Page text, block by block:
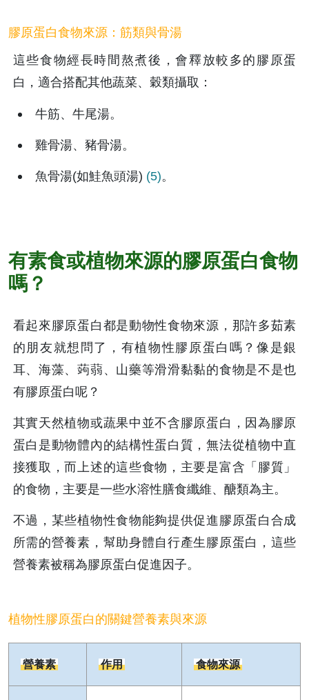
膠原蛋白食物來源：筋類與骨湯
這些食物經長時間熬煮後，會釋放較多的膠原蛋
白，適合搭配其他蔬菜、穀類攝取：
牛筋、牛尾湯。
雞骨湯、豬骨湯。
魚骨湯(如鮭魚頭湯) (5)。
有素食或植物來源的膠原蛋白食物
嗎？
看起來膠原蛋白都是動物性食物來源，那許多茹素
的朋友就想問了，有植物性膠原蛋白嗎？像是銀
耳、海藻、蒟蒻、山藥等滑滑黏黏的食物是不是也
有膠原蛋白呢？
其實天然植物或蔬果中並不含膠原蛋白，因為膠原
蛋白是動物體內的結構性蛋白質，無法從植物中直
接獲取，而上述的這些食物，主要是富含「膠質」
的食物，主要是一些水溶性膳食纖維、醣類為主。
不過，某些植物性食物能夠提供促進膠原蛋白合成
所需的營養素，幫助身體自行產生膠原蛋白，這些
營養素被稱為膠原蛋白促進因子。
植物性膠原蛋白的關鍵營養素與來源
營養素 作用 食物來源